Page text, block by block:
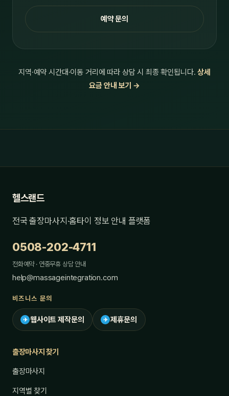
예약 문의
지역·예약 시간대·이동 거리에 따라 상담 시 최종 확인됩니다.상세
요금 안내 보기 →
헬스랜드
전국 출장마사지·홈타이 정보 안내 플랫폼
0508-202-4711
전화예약 · 연중무휴 상담 안내
help@massageintegration.com
비즈니스 문의
✈ 웹사이트 제작문의 ✈ 제휴문의
출장마사지 찾기
출장마사지
지역별 찾기